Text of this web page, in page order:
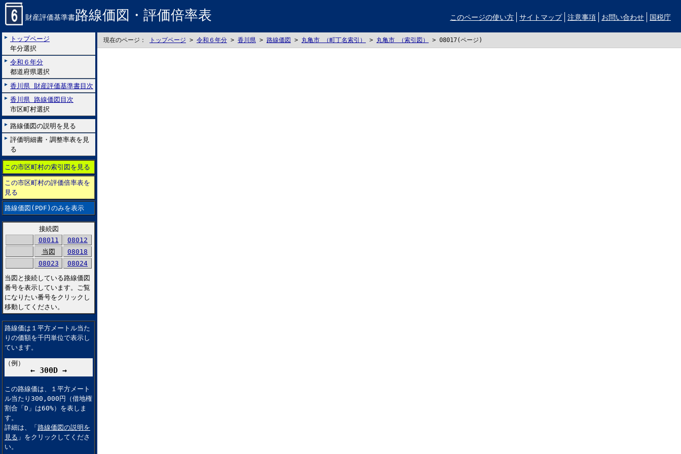
財産評価基準書路線価図・評価倍率表 このページの使い方 サイトマップ 注意事項 お問い合わせ 国税庁
トップページ
年分選択
令和６年分
都道府県選択
香川県 財産評価基準書目次
香川県 路線価図目次
市区町村選択
路線価図の説明を見る
評価明細書・調整率表を見
る
この市区町村の索引図を見る
この市区町村の評価倍率表を
見る
路線価図(PDF)のみを表示
接続図
08011
08012
当図
08018
08023
08024
当図と接続している路線価図
番号を表示しています。ご覧
になりたい番号をクリックし
移動してください。
路線価は１平方メートル当た
りの価額を千円単位で表示し
ています。
（例）
← 300D →
この路線価は、１平方メート
ル当たり300,000円（借地権
割合「D」は60%）を表しま
す。
詳細は、「 路線価図の説明を
見る 」をクリックしてくださ
い。
現在のページ： トップページ > 令和６年分 > 香川県 > 路線価図 > 丸亀市 （町丁名索引） > 丸亀市 （索引図） > 08017(ページ)